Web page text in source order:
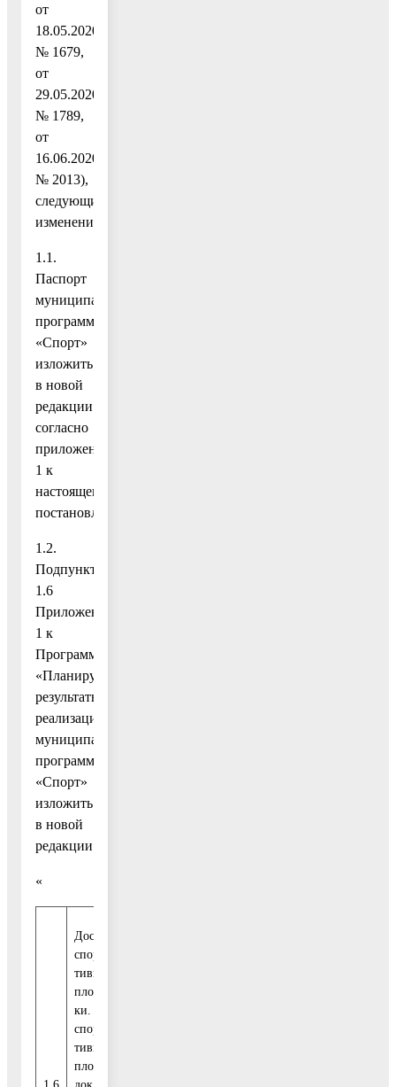
от
18.05.2020
№ 1679,
от
29.05.2020
№ 1789,
от
16.06.2020
№ 2013),
следующие
изменения:
1.1.
Паспорт
муниципальной
программы
«Спорт»
изложить
в новой
редакции
согласно
приложению
1 к
настоящему
постановлению;
1.2.
Подпункт
1.6
Приложения
1 к
Программе
«Планируемые
результаты
реализации
муниципальной
программы
«Спорт»
изложить
в новой
редакции:
«
Доступные
спор-
тивные
площад-
ки. Доля
спор-
тивных
площа-